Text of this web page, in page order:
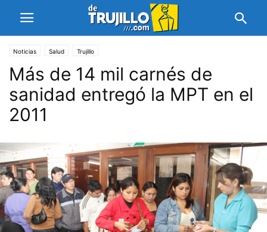
Noticias Salud Trujillo
Más de 14 mil carnés de
sanidad entregó la MPT en el
2011